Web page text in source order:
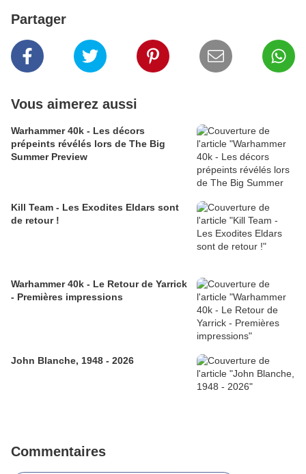
Partager
Vous aimerez aussi
Warhammer 40k - Les décors
prépeints révélés lors de The Big
Summer Preview
Kill Team - Les Exodites Eldars sont
de retour !
Warhammer 40k - Le Retour de Yarrick
- Premières impressions
John Blanche, 1948 - 2026
Commentaires